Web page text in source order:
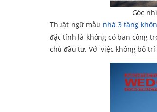
Góc
Thuật ngữ mẫu nhà 3 tầng
đặc tính là không có ban công
chủ đầu tư. Với việc không bố